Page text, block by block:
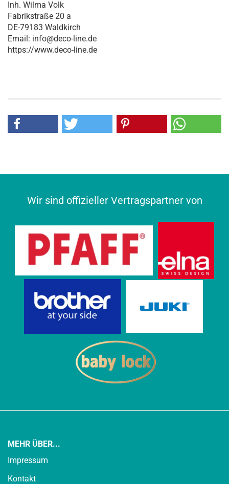
Inh. Wilma Volk
Fabrikstraße 20 a
DE-79183 Waldkirch
Email: info@deco-line.de
https://www.deco-line.de
Wir sind offizieller Vertragspartner von
MEHR ÜBER...
Impressum
Kontakt